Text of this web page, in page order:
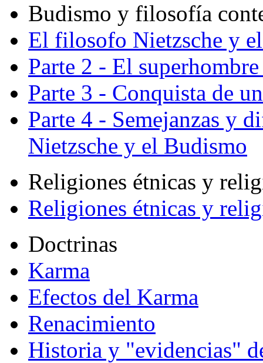
Budismo y filosofía
El filosofo Nietzsche y
Parte 2 - El
Parte 3 - Conquista de
Parte 4 - Semejanzas y
Nietzsche y el Budismo
Religiones étnicas y
Religiones étnicas y
Doctrinas
Karma
Efectos del Karma
Renacimiento
Historia y "evidencias"